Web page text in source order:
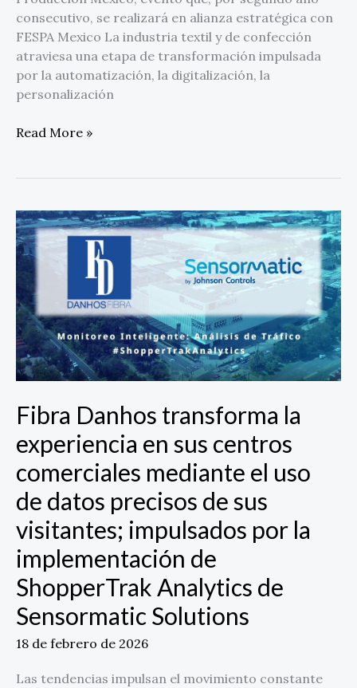
consecutivo, se realizará en alianza estratégica con
FESPA Mexico La industria textil y de confección
atraviesa una etapa de transformación impulsada
por la automatización, la digitalización, la
personalización
Read More »
Fibra Danhos transforma la
experiencia en sus centros
comerciales mediante el uso
de datos precisos de sus
visitantes; impulsados por la
implementación de
ShopperTrak Analytics de
Sensormatic Solutions
18 de febrero de 2026
Las tendencias impulsan el movimiento constante
Fibra
Danhos
transforma
la
experiencia
en
sus
centros
comerciales
el
de
datos
de
sus
impulsados
por
implementación
de
Analytics